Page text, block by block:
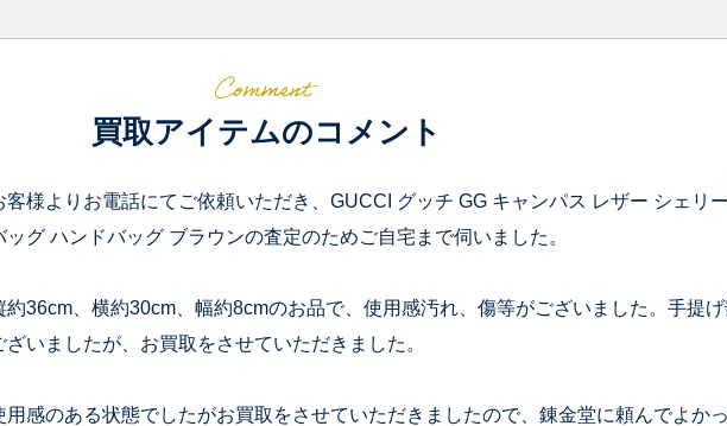
買取アイテムのコメント
客様よりお電話にてご依頼いただき、GUCCI グッチ GG キャンパス レザー シェリ
ッグ ハンドバッグ ブラウンの査定のためご自宅まで伺いました。
約36cm、横約30cm、幅約8cmのお品で、使用感汚れ、傷等がございました。手提
ざいましたが、お買取をさせていただきました。
用感のある状態でしたがお買取をさせていただきましたので、錬金堂に頼んでよか